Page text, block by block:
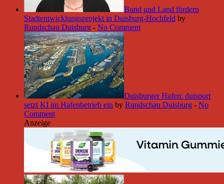
Bund und Land fördern
Stadtentwicklungsprojekt in Duisburg-Hochfeld by
Rundschau Duisburg - No Comment
Duisburger Hafen: duisport
setzt KI im Hafenbetrieb ein by Rundschau Duisburg - No
Comment
Anzeige